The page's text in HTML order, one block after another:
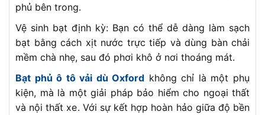
phủ bên trong.
Vệ sinh bạt định kỳ: Bạn có thể dễ dàng làm sạch
bạt bằng cách xịt nước trực tiếp và dùng bàn chải
mềm chà nhẹ, sau đó phơi khô ở nơi thoáng mát.
Bạt phủ ô tô vải dù Oxford không chỉ là một phụ
kiện, mà là một giải pháp bảo hiểm cho ngoại thất
và nội thất xe. Với sự kết hợp hoàn hảo giữa độ bền